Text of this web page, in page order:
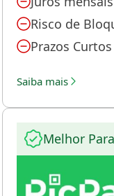
Risco de
Prazos Curtos
Saiba mais
Melhor